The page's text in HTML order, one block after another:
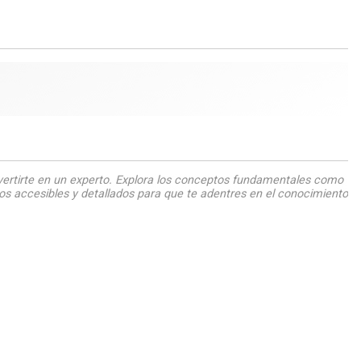
en un experto. Explora los conceptos fundamentales como
accesibles y detallados para que te adentres en el conocimiento